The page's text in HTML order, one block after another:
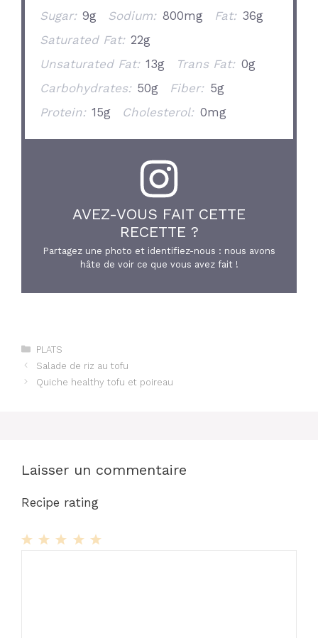
Sugar: 9g Sodium: 800mg Fat: 36g
Saturated Fat: 22g
Unsaturated Fat: 13g Trans Fat: 0g
Carbohydrates: 50g Fiber: 5g
Protein: 15g Cholesterol: 0mg
AVEZ-VOUS FAIT CETTE
RECETTE ?
Partagez une photo et identifiez-nous : nous avons
hâte de voir ce que vous avez fait !
Catégories
PLATS
Salade de riz au tofu
Quiche healthy tofu et poireau
Laisser un commentaire
Recipe rating